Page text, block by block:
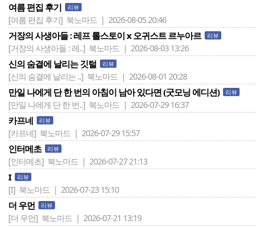
여름 편집 후기 리뷰
[여름 편집 후기] 북노마드 | 2026-08-05 20:46
거장의 사생아들 : 레프 톨스토이 x 오귀스트 르누아르 리뷰
[거장의 사생아들 : 레..] 북노마드 | 2026-08-03 13:26
신의 숨결에 날리는 깃털 리뷰
[신의 숨결에 날리는 ..] 북노마드 | 2026-08-01 20:28
만일 나에게 단 한 번의 아침이 남아 있다면 (굿모닝 에디션) 리뷰
[만일 나에게 단 한 번..] 북노마드 | 2026-07-29 16:37
카프네 리뷰
[카프네] 북노마드 | 2026-07-29 15:57
인터메초 리뷰
[인터메초] 북노마드 | 2026-07-27 21:13
I 리뷰
[I] 북노마드 | 2026-07-23 15:10
더 우먼 리뷰
[더 우먼] 북노마드 | 2026-07-21 13:19